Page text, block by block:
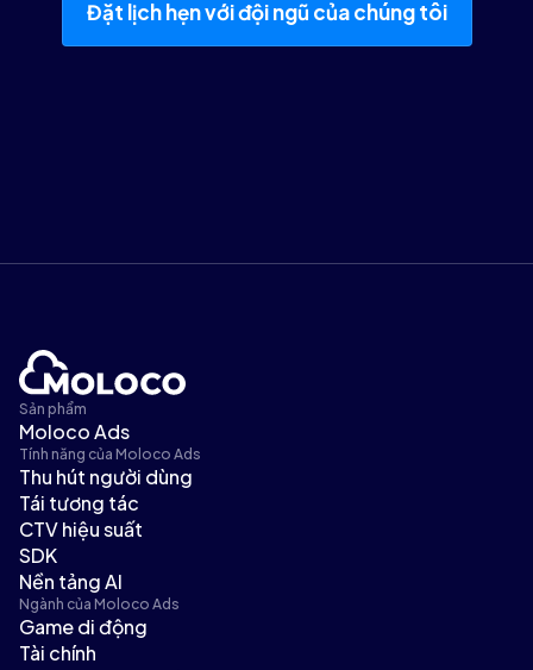
Đặt lịch hẹn với đội ngũ của chúng tôi
Sản phẩm
Moloco Ads
Tính năng của Moloco Ads
Thu hút người dùng
Tái tương tác
CTV hiệu suất
SDK
Nền tảng AI
Ngành của Moloco Ads
Game di động
Tài chính